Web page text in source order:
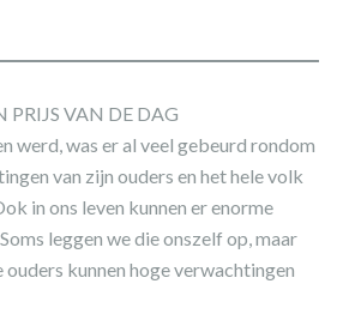
PRIJS VAN DE DAG
werd, was er al veel gebeurd rondom
van zijn ouders en het hele volk
in ons leven kunnen er enorme
leggen we die onszelf op, maar
kunnen hoge verwachtingen